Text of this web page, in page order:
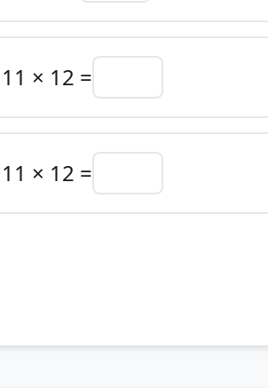
11 × 12 =
11 × 12 =